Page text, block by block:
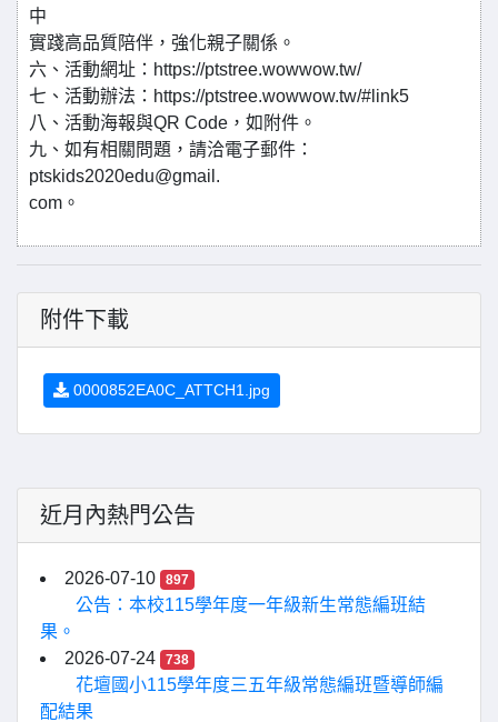
中
實踐高品質陪伴，強化親子關係。
六、活動網址：https://ptstree.wowwow.tw/
七、活動辦法：https://ptstree.wowwow.tw/#link5
八、活動海報與QR Code，如附件。
九、如有相關問題，請洽電子郵件：
ptskids2020edu@gmail.
com。
附件下載
0000852EA0C_ATTCH1.jpg
近月內熱門公告
2026-07-10 897
公告：本校115學年度一年級新生常態編班結
果。
2026-07-24
738
花壇國小115學年度三五年級常態編班暨導師編
配結果